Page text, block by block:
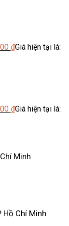
₫Giá hiện tại là:
₫Giá hiện tại là:
Minh
Hồ Chí Minh